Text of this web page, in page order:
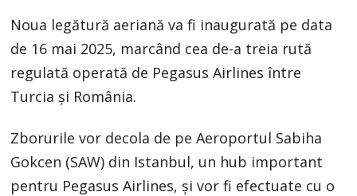
Noua legătură aeriană va fi inaugurată pe data
de 16 mai 2025, marcând cea de-a treia rută
regulată operată de Pegasus Airlines între
Turcia și România.
Zborurile vor decola de pe Aeroportul Sabiha
Gokcen (SAW) din Istanbul, un hub important
pentru Pegasus Airlines, și vor fi efectuate cu o